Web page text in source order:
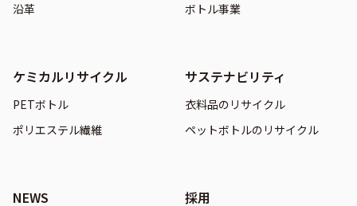
沿革
ボトル事業
ケミカルリサイクル
PETボトル
ポリエステル繊維
サステナビリティ
衣料品のリサイクル
ペットボトルのリサイクル
NEWS 採用